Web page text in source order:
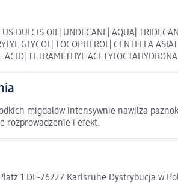
DULCIS OIL| UNDECANE| AQUA|
GLYCOL| TOCOPHEROL| CENTELLA
ACID| TETRAMETHYL
migdałów intensywnie nawilża
rozprowadzenie i efekt.
1 DE-76227 Karlsruhe Dystrybucja w